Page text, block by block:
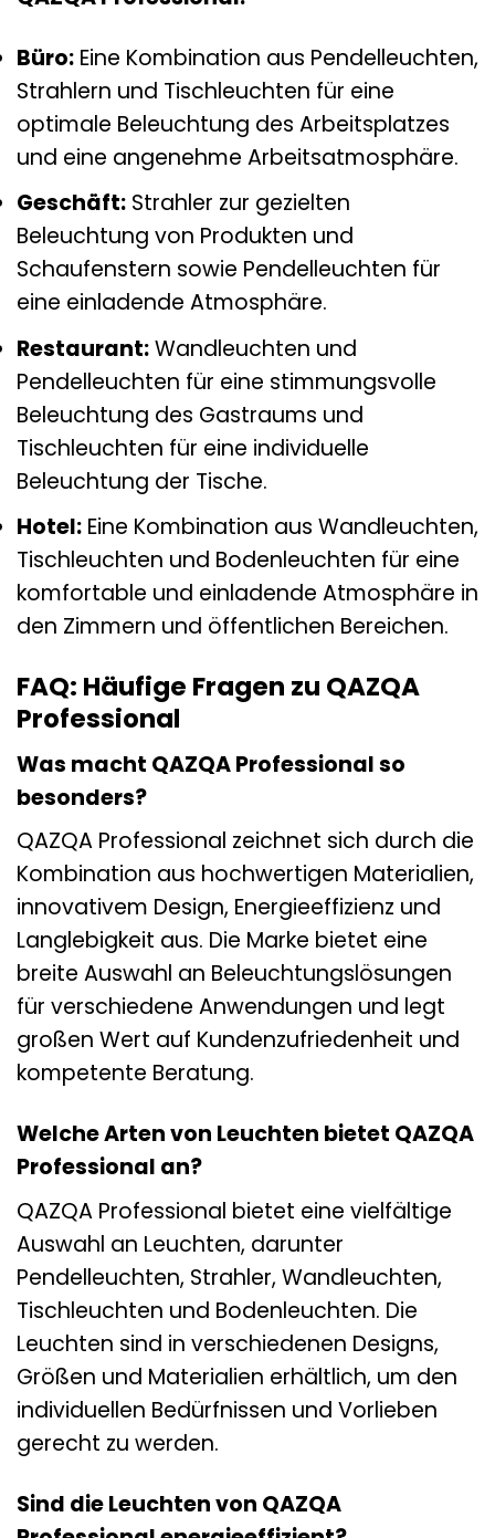
Büro: Eine Kombination aus Pendelleuchten,
Strahlern und Tischleuchten für eine
optimale Beleuchtung des Arbeitsplatzes
und eine angenehme Arbeitsatmosphäre.
Geschäft: Strahler zur gezielten
Beleuchtung von Produkten und
Schaufenstern sowie Pendelleuchten für
eine einladende Atmosphäre.
Restaurant:Wandleuchten und
Pendelleuchten für eine stimmungsvolle
Beleuchtung des Gastraums und
Tischleuchten für eine individuelle
Beleuchtung der Tische.
Hotel: Eine Kombination aus Wandleuchten,
Tischleuchten und Bodenleuchten für eine
komfortable und einladende Atmosphäre in
den Zimmern und öffentlichen Bereichen.
FAQ: Häufige Fragen zu QAZQA
Professional
Was macht QAZQA Professional so
besonders?
QAZQA Professional zeichnet sich durch die
Kombination aus hochwertigen Materialien,
innovativem Design, Energieeffizienz und
Langlebigkeit aus. Die Marke bietet eine
breite Auswahl an Beleuchtungslösungen
für verschiedene Anwendungen und legt
großen Wert auf Kundenzufriedenheit und
kompetente Beratung.
Welche Arten von Leuchten bietet QAZQA
Professional an?
QAZQA Professional bietet eine vielfältige
Auswahl an Leuchten, darunter
Pendelleuchten, Strahler, Wandleuchten,
Tischleuchten und Bodenleuchten. Die
Leuchten sind in verschiedenen Designs,
Größen und Materialien erhältlich, um den
individuellen Bedürfnissen und Vorlieben
gerecht zu werden.
Sind die Leuchten von QAZQA